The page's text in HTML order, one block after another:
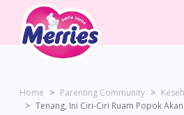
Home Parenting Community
Tenang, Ini Ciri-Ciri Ruam Popok